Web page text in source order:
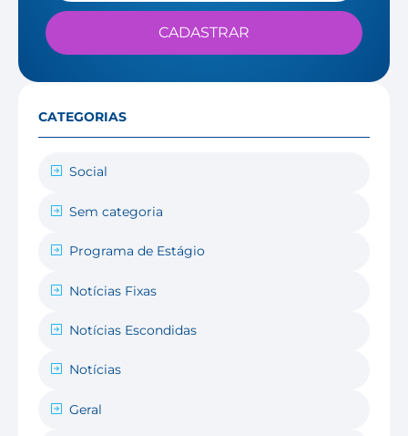
CADASTRAR
CATEGORIAS
Social
Sem categoria
Programa de Estágio
Notícias Fixas
Notícias Escondidas
Notícias
Geral